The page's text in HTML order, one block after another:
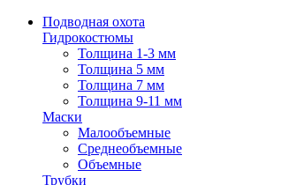
Подводная охота
Гидрокостюмы
Толщина 1-3 мм
Толщина 5 мм
Толщина 7 мм
Толщина 9-11 мм
Маски
Малообъемные
Среднеобъемные
Объемные
Трубки